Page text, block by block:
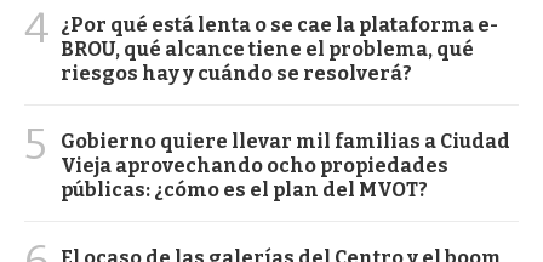
4 ¿Por qué está lenta o se cae la plataforma e-
BROU, qué alcance tiene el problema, qué
riesgos hay y cuándo se resolverá?
5
Gobierno quiere llevar mil familias a Ciudad
Vieja aprovechando ocho propiedades
públicas: ¿cómo es el plan del MVOT?